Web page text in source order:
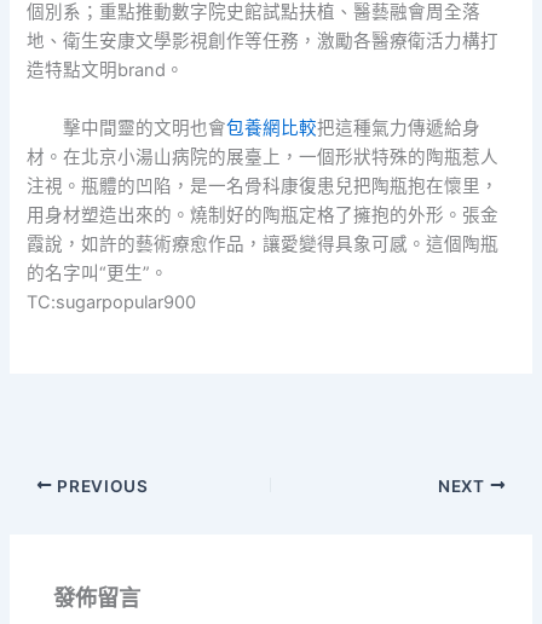
個別系；重點推動數字院史館試點扶植、醫藝融會周全落
地、衛生安康文學影視創作等任務，激勵各醫療衛活力構打
造特點文明brand。
擊中間靈的文明也會包養網比較把這種氣力傳遞給身
材。在北京小湯山病院的展臺上，一個形狀特殊的陶瓶惹人
注視。瓶體的凹陷，是一名骨科康復患兒把陶瓶抱在懷里，
用身材塑造出來的。燒制好的陶瓶定格了擁抱的外形。張金
霞說，如許的藝術療愈作品，讓愛變得具象可感。這個陶瓶
的名字叫“更生”。
TC:sugarpopular900
PREVIOUS NEXT
發佈留言